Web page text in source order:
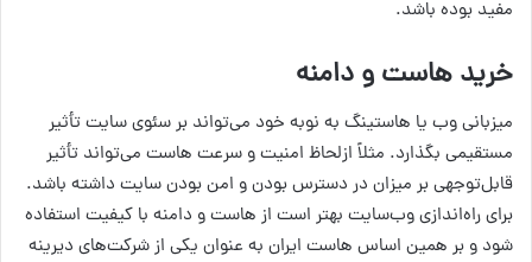
مفید بوده باشد.
خرید هاست و دامنه
میزبانی وب یا هاستینگ به نوبه خود می‌تواند بر سئوی سایت تأثیر
مستقیمی بگذارد. مثلاً ازلحاظ امنیت و سرعت هاست می‌تواند تأثیر
قابل‌توجهی بر میزان در دسترس بودن و امن بودن سایت داشته باشد.
برای راه‌اندازی وب‌سایت بهتر است از هاست و دامنه با کیفیت استفاده
شود و بر همین اساس هاست ایران به عنوان یکی از شرکت‌های دیرینه